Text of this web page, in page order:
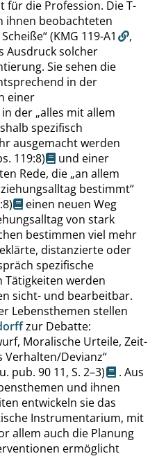
die Profession. Die T-
ihnen beobachteten
“(KMG 119-A1
,
Ausdruck solcher
Sie sehen die
in der
einer
der „alles mit allem
spezifisch
ausgemacht werden
119:8)
und einer
Rede, die „an allem
bestimmt“
)
einen neuen Weg
von stark
bestimmen viel mehr
distanzierte oder
spezifische
Tätigkeiten werden
sicht- und bearbeitbar.
Lebensthemen stellen
zur Debatte:
Moralische Urteile, Zeit-
Verhalten/Devianz“
pub. 90 11, S. 2–3)
. Aus
und ihnen
entwickeln sie das
Instrumentarium, mit
allem auch die Planung
ermöglicht